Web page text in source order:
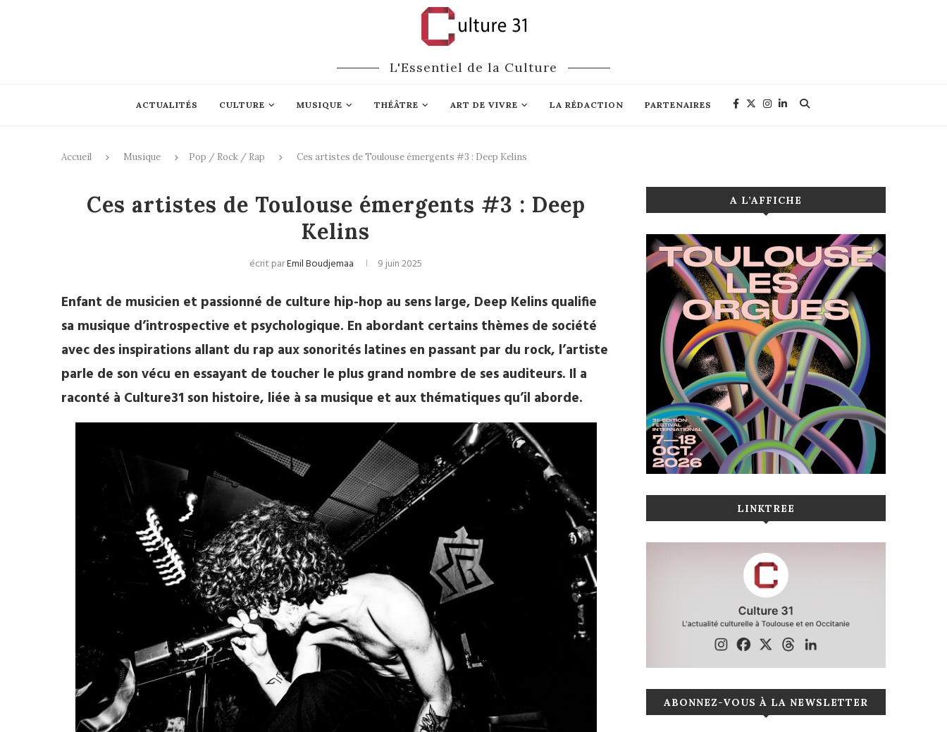
L'Essentiel de la Culture
ACTUALITÉS CULTURE MUSIQUE THÉÂTRE ART DE VIVRE LA RÉDACTION PARTENAIRES
Accueil Musique Pop / Rock / Rap Ces artistes de Toulouse émergents #3 : Deep Kelins
Pop / Rock / Rap
Ces artistes de Toulouse émergents #3 : Deep
Kelins
écrit parEmil Boudjemaa 9 juin 2025
Enfant de musicien et passionné de culture hip-hop au sens large, Deep Kelins qualifie
sa musique d’introspective et psychologique. En abordant certains thèmes de société
avec des inspirations allant du rap aux sonorités latines en passant par du rock, l’artiste
parle de son vécu en essayant de toucher le plus grand nombre de ses auditeurs. Il a
raconté à Culture31 son histoire, liée à sa musique et aux thématiques qu’il aborde.
A L’AFFICHE
LINKTREE
ABONNEZ-VOUS À LA NEWSLETTER